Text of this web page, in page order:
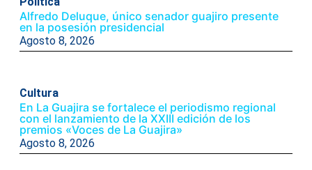
Alfredo Deluque, único senador guajiro presente
en la posesión presidencial
Agosto 8, 2026
Cultura
En La Guajira se fortalece el periodismo regional
con el lanzamiento de la XXIII edición de los
premios «Voces de La Guajira»
Agosto 8, 2026